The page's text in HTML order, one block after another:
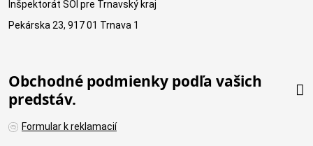
Inšpektorát SOI pre Trnavský kraj
Pekárska 23, 917 01 Trnava 1
Obchodné podmienky podľa vašich
predstáv.
Formular k reklamacií